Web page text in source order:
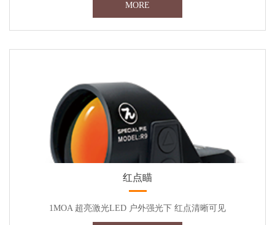
MORE
红点瞄
1MOA 超亮激光LED 户外强光下 红点清晰可见